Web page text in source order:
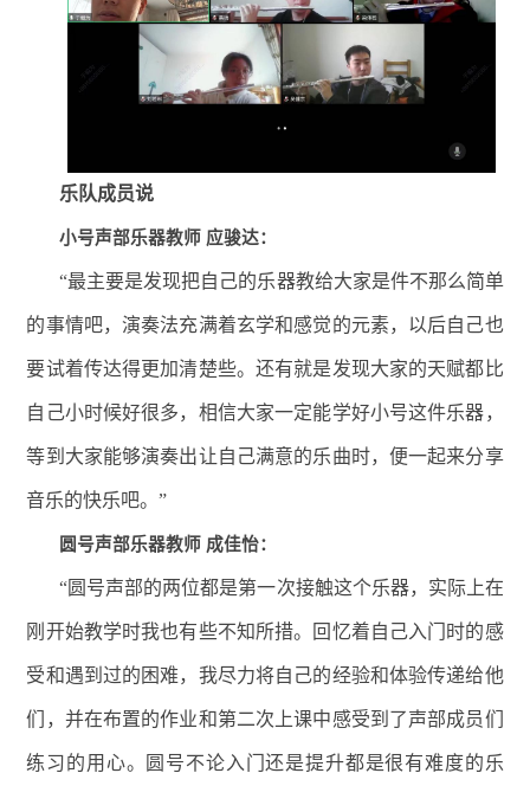
乐队成员说
小号声部乐器教师 应骏达：
“最主要是发现把自己的乐器教给大家是件不那么简单
的事情吧，演奏法充满着玄学和感觉的元素，以后自己也
要试着传达得更加清楚些。还有就是发现大家的天赋都比
自己小时候好很多，相信大家一定能学好小号这件乐器，
等到大家能够演奏出让自己满意的乐曲时，便一起来分享
音乐的快乐吧。”
圆号声部乐器教师 成佳怡：
“圆号声部的两位都是第一次接触这个乐器，实际上在
刚开始教学时我也有些不知所措。回忆着自己入门时的感
受和遇到过的困难，我尽力将自己的经验和体验传递给他
们，并在布置的作业和第二次上课中感受到了声部成员们
练习的用心。圆号不论入门还是提升都是很有难度的乐